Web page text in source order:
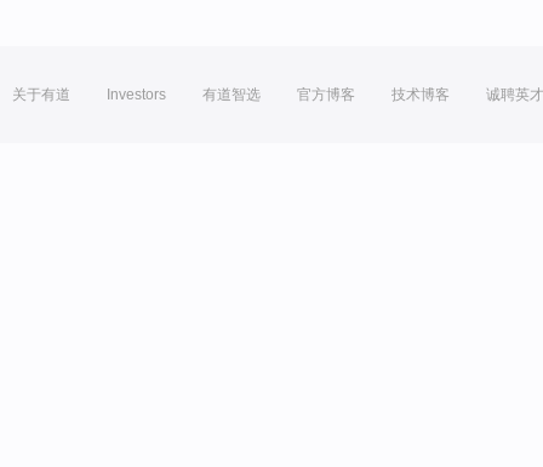
关于有道 Investors 有道智选 官方博客 技术博客 诚聘英才